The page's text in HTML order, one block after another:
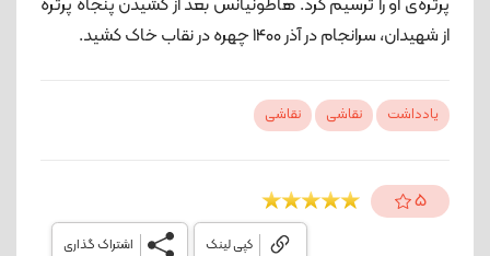
پرتره‌ی او را ترسیم کرد. هاطونیانس بعد از کشیدن پنجاه پرتره
از شهیدان، سرانجام در آذر 1400 چهره در نقاب خاک کشید.
یادداشت نقاشی نقاشی
5
اشتراک گذاری کپی لینک